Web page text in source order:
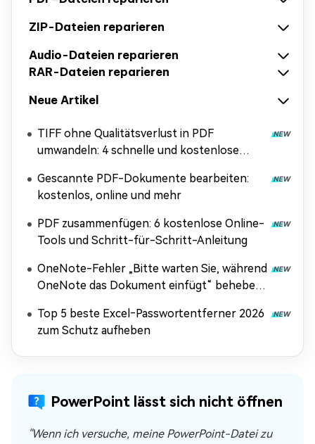
ZIP-Dateien reparieren
Audio-Dateien reparieren
RAR-Dateien reparieren
Neue Artikel
TIFF ohne Qualitätsverlust in PDF
umwandeln: 4 schnelle und kostenlose
Gescannte PDF-Dokumente bearbeiten:
kostenlos, online und mehr
PDF zusammenfügen: 6 kostenlose Online-
Tools und Schritt-für-Schritt-Anleitung
OneNote-Fehler „Bitte warten Sie, während
OneNote das Dokument einfügt“ beheben
Top 5 beste Excel‑Passwortentferner 2026
zum Schutz aufheben
PowerPoint lässt sich nicht öffnen
"Wenn ich versuche, meine PowerPoint-Datei zu